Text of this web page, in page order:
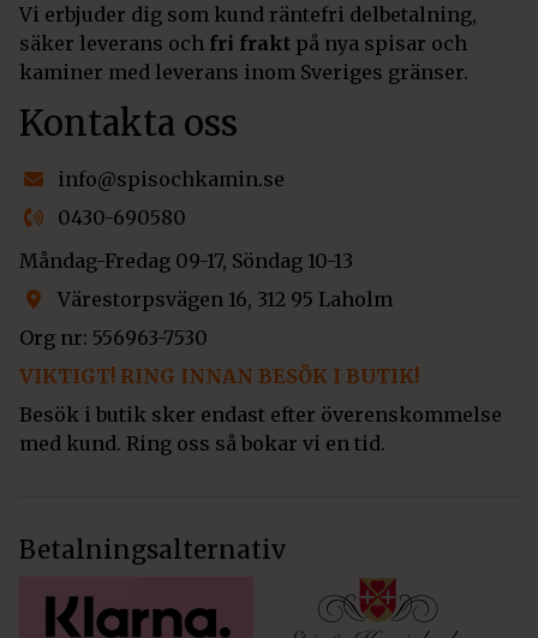
Vi erbjuder dig som kund räntefri delbetalning,
säker leverans och fri frakt på nya spisar och
kaminer med leverans inom Sveriges gränser.
Kontakta oss
info@spisochkamin.se
0430-690580
Måndag-Fredag 09-17, Söndag 10-13
Värestorpsvägen 16, 312 95 Laholm
Org nr: 556963-7530
VIKTIGT! RING INNAN BESÖK I BUTIK!
Besök i butik sker endast efter överenskommelse
med kund. Ring oss så bokar vi en tid.
Betalningsalternativ